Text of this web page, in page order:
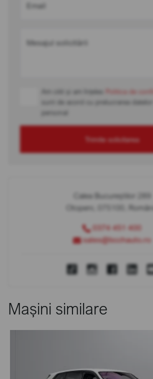
Email
Mesajul solicitării
Am citit și am înțeles Politica de
sunt de acord cu prelucrarea
personal
Trimite solicitarea
Calea Bucureștilor 289
Otopeni, 075100,
0374 451 400
sales@bcchauto.ro
Mașini similare